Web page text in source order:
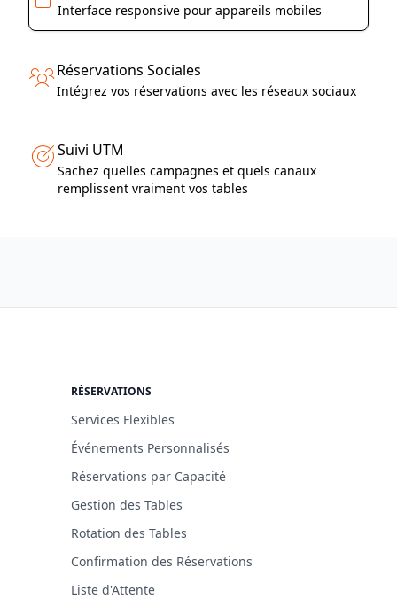
Interface responsive pour appareils mobiles
Réservations Sociales
Intégrez vos réservations avec les réseaux sociaux
Suivi UTM
Sachez quelles campagnes et quels canaux
remplissent vraiment vos tables
RÉSERVATIONS
Services Flexibles
Événements Personnalisés
Réservations par Capacité
Gestion des Tables
Rotation des Tables
Confirmation des Réservations
Liste d'Attente